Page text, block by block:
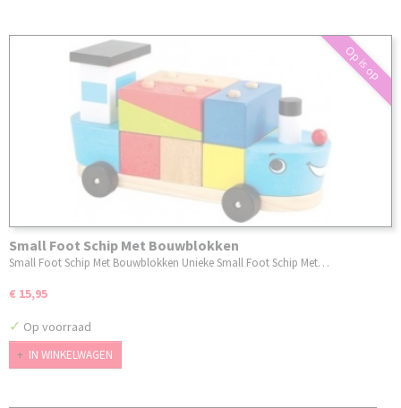
Op is op
Small Foot Schip Met Bouwblokken
Small Foot Schip Met Bouwblokken Unieke Small Foot Schip Met…
€ 15,95
✓ Op voorraad
IN WINKELWAGEN